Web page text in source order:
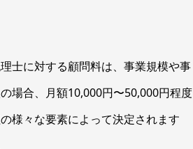
士に対する顧問料は、事業規模や事
場合、月額10,000円〜50,000円程度
様々な要素によって決定されます